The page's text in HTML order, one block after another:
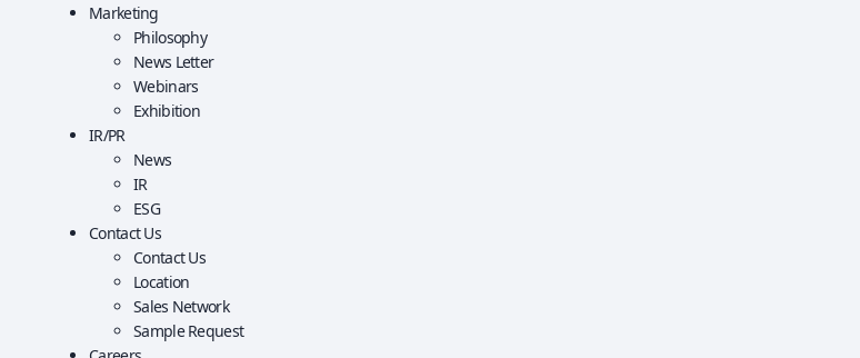
Marketing
Philosophy
News Letter
Webinars
Exhibition
IR/PR
News
IR
ESG
Contact Us
Contact Us
Location
Sales Network
Sample Request